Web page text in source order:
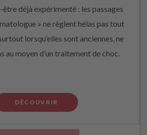
être déjà expérimenté : les passages
» ne règlent hélas pas tout
lorsqu’elles sont anciennes, ne
au moyen d’un traitement de choc.
DÉCOUVRIR